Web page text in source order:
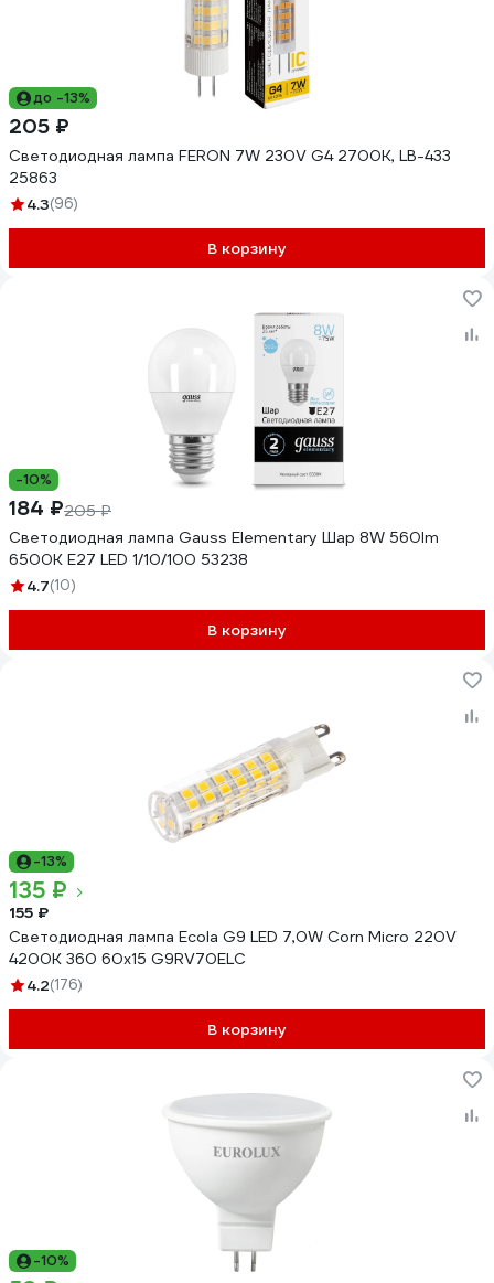
до -13%
205 ₽
Светодиодная лампа FERON 7W 230V G4 2700K, LB-433
25863
4.3(96)
В корзину
-10%
184 ₽205 ₽
Светодиодная лампа Gauss Elementary Шар 8W 560lm
6500K Е27 LED 1/10/100 53238
4.7(10)
В корзину
-13%
135 ₽
155 ₽
Светодиодная лампа Ecola G9 LED 7,0W Corn Micro 220V
4200K 360 60x15 G9RV70ELC
4.2(176)
В корзину
-10%